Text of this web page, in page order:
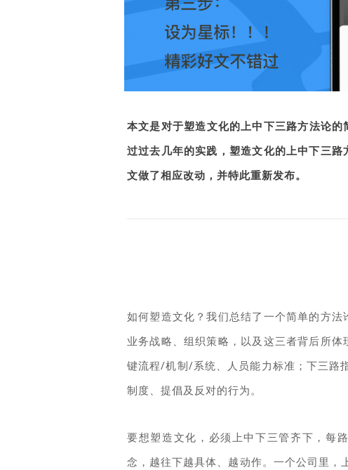
本文是对于塑造文化的上中下三路方法论
过过去几年的实践，塑造文化的上中下三
文做了相应改动，并特此重新发布。
如何塑造文化？我们总结了一个简单的方法
业务战略、组织策略，以及这三者背后所
键流程/机制/系统、人员能力标准；下三路
制度、提倡及反对的行为。
要想塑造文化，必须上中下三管齐下，每
念，越往下越具体、越动作。一个公司里，